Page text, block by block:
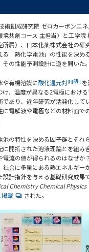
術創成研究院 ゼロカーボンエ
境共創コース 主担当）と工学院
所属）、日本化薬株式会社の研
る「熱化学電池」の性能を決め
の性能予測設計に道を開いた。
や有機溶媒に酸化還元対[用語1]
け、温度が異なる2電極におけ
であり、近年研究が活発化して
に電解液や電極などの材料面で
池の特性を決める因子群とそれ
に開拓された溶液理論とを組み
電流の値が得られるのはなぜか
社会に多量にある熱エネルギー
計指針を与える基礎研究成果
Chemistry Chemical Physics
載 された。
学内向け情報